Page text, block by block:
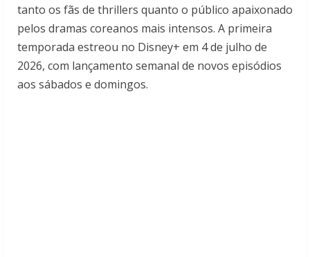
tanto os fãs de thrillers quanto o público apaixonado
pelos dramas coreanos mais intensos. A primeira
temporada estreou no Disney+ em 4 de julho de
2026, com lançamento semanal de novos episódios
aos sábados e domingos.